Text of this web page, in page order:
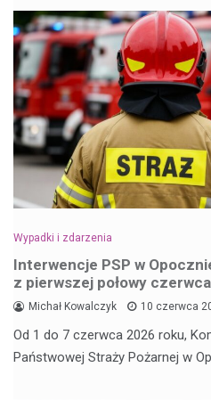
Wypadki i zdarzenia
Interwencje PSP w
z pierwszej połowy czerwca
Michał Kowalczyk 10 czerwca
Od 1 do 7 czerwca 2026 roku,
Państwowej Straży Pożarnej w